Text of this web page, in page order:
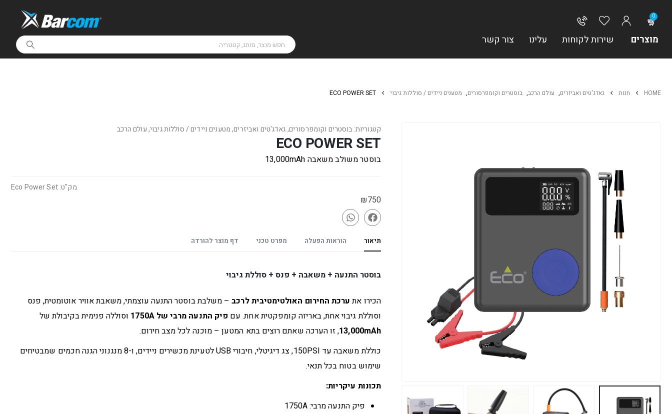
0
מוצרים שירות לקוחות עלינו צור קשר
HOME חנות גאדג'טים ואביזרים, עולם הרכב, בוסטרים וקומפרסורים, מטענים ניידים / סוללות גיבוי ECO POWER SET
קטגוריות: בוסטרים וקומפרסורים,גאדג'טים ואביזרים,מטענים ניידים / סוללות גיבוי,עולם הרכב
ECO POWER SET
בוסטר משולב משאבה 13,000mAh
₪750
מק"ט: Eco Power Set
תיאור הוראות הפעלה מפרט טכני דף מוצר להורדה
בוסטר התנעה + משאבה + פנס + סוללת גיבוי
הכירו אתערכת החירום האולטימטיבית לרכב– משלבת בוסטר התנעה עוצמתי, משאבת אוויר אוטומטית, פנס
וסוללת גיבוי אחת, באריזה קומפקטית אחת. עם פיק התנעה מרבי של 1750A
וסוללה פנימית בקיבולת של
13,000mAh, זו הערכה שאתם רוצים בתא המטען – מוכנה לכל מצב חירום.
כוללת משאבה עד 150PSI, צג דיגיטלי, חיבורי USB לטעינת מכשירים ניידים, ו-8 מנגנוני הגנה חכמים שמבטיחים
שימוש בטוח בכל תנאי.
תכונות עיקריות:
פיק התנעה מרבי: 1750A